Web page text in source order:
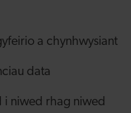
a chynhwysiant
data
i niwed rhag niwed